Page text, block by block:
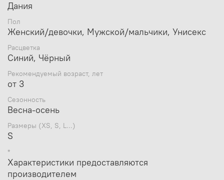
Интересный яркий дизайн;
Дания
Пол
Женский/девочки, Мужской/мальчики, Унисекс
Расцветка
Синий, Чёрный
Рекомендуемый возраст, лет
от 3
Сезонность
Весна-осень
Размеры (XS, S, L...)
S
*
Характеристики предоставляются
производителем